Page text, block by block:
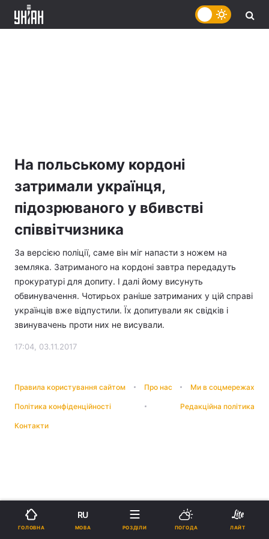
На польському кордоні
затримали українця,
підозрюваного у вбивстві
співвітчизника
За версією поліції, саме він міг напасти з ножем на
земляка. Затриманого на кордоні завтра передадуть
прокуратурі для допиту. І далі йому висунуть
обвинувачення. Чотирьох раніше затриманих у цій справі
українців вже відпустили. Їх допитували як свідків і
звинувачень проти них не висували.
17:04, 03.11.2017
Правила користування сайтом Про нас Ми в соцмережах
Політика конфіденційності Редакційна політика
Контакти
ГОЛОВНА
RU
МОВА РОЗДІЛИ ПОГОДА ЛАЙТ